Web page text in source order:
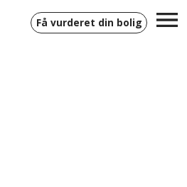
Få vurderet din bolig